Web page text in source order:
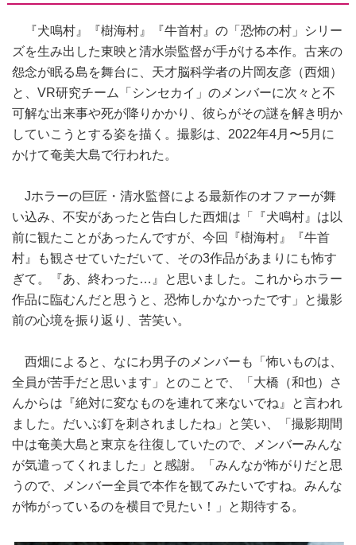
『犬鳴村』『樹海村』『牛首村』の「恐怖の村」シリー
ズを生み出した東映と清水崇監督が手がける本作。古来の
怨念が眠る島を舞台に、天才脳科学者の片岡友彦（西畑）
と、VR研究チーム「シンセカイ」のメンバーに次々と不
可解な出来事や死が降りかかり、彼らがその謎を解き明か
していこうとする姿を描く。撮影は、2022年4月〜5月に
かけて奄美大島で行われた。
Jホラーの巨匠・清水監督による最新作のオファーが舞
い込み、不安があったと告白した西畑は「『犬鳴村』は以
前に観たことがあったんですが、今回『樹海村』『牛首
村』も観させていただいて、その3作品があまりにも怖す
ぎて。『あ、終わった…』と思いました。これからホラー
作品に臨むんだと思うと、恐怖しかなかったです」と撮影
前の心境を振り返り、苦笑い。
西畑によると、なにわ男子のメンバーも「怖いものは、
全員が苦手だと思います」とのことで、「大橋（和也）さ
んからは『絶対に変なものを連れて来ないでね』と言われ
ました。だいぶ釘を刺されましたね」と笑い、「撮影期間
中は奄美大島と東京を往復していたので、メンバーみんな
が気遣ってくれました」と感謝。「みんなが怖がりだと思
うので、メンバー全員で本作を観てみたいですね。みんな
が怖がっているのを横目で見たい！」と期待する。